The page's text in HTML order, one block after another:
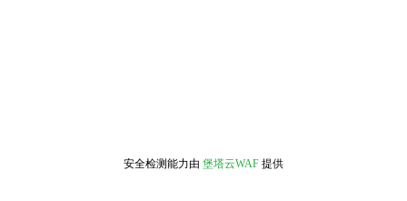
安全检测能力由 堡塔云WAF 提供